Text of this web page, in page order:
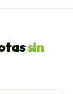
sin